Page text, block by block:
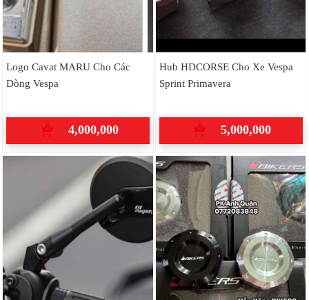
Logo Cavat MARU Cho Các
Dòng Vespa
4,000,000
Hub HDCORSE Cho Xe Vespa
Sprint Primavera
5,000,000